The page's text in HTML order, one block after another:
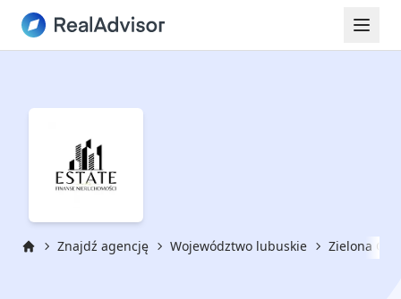
Znajdź agencję Województwo lubuskie Zielona